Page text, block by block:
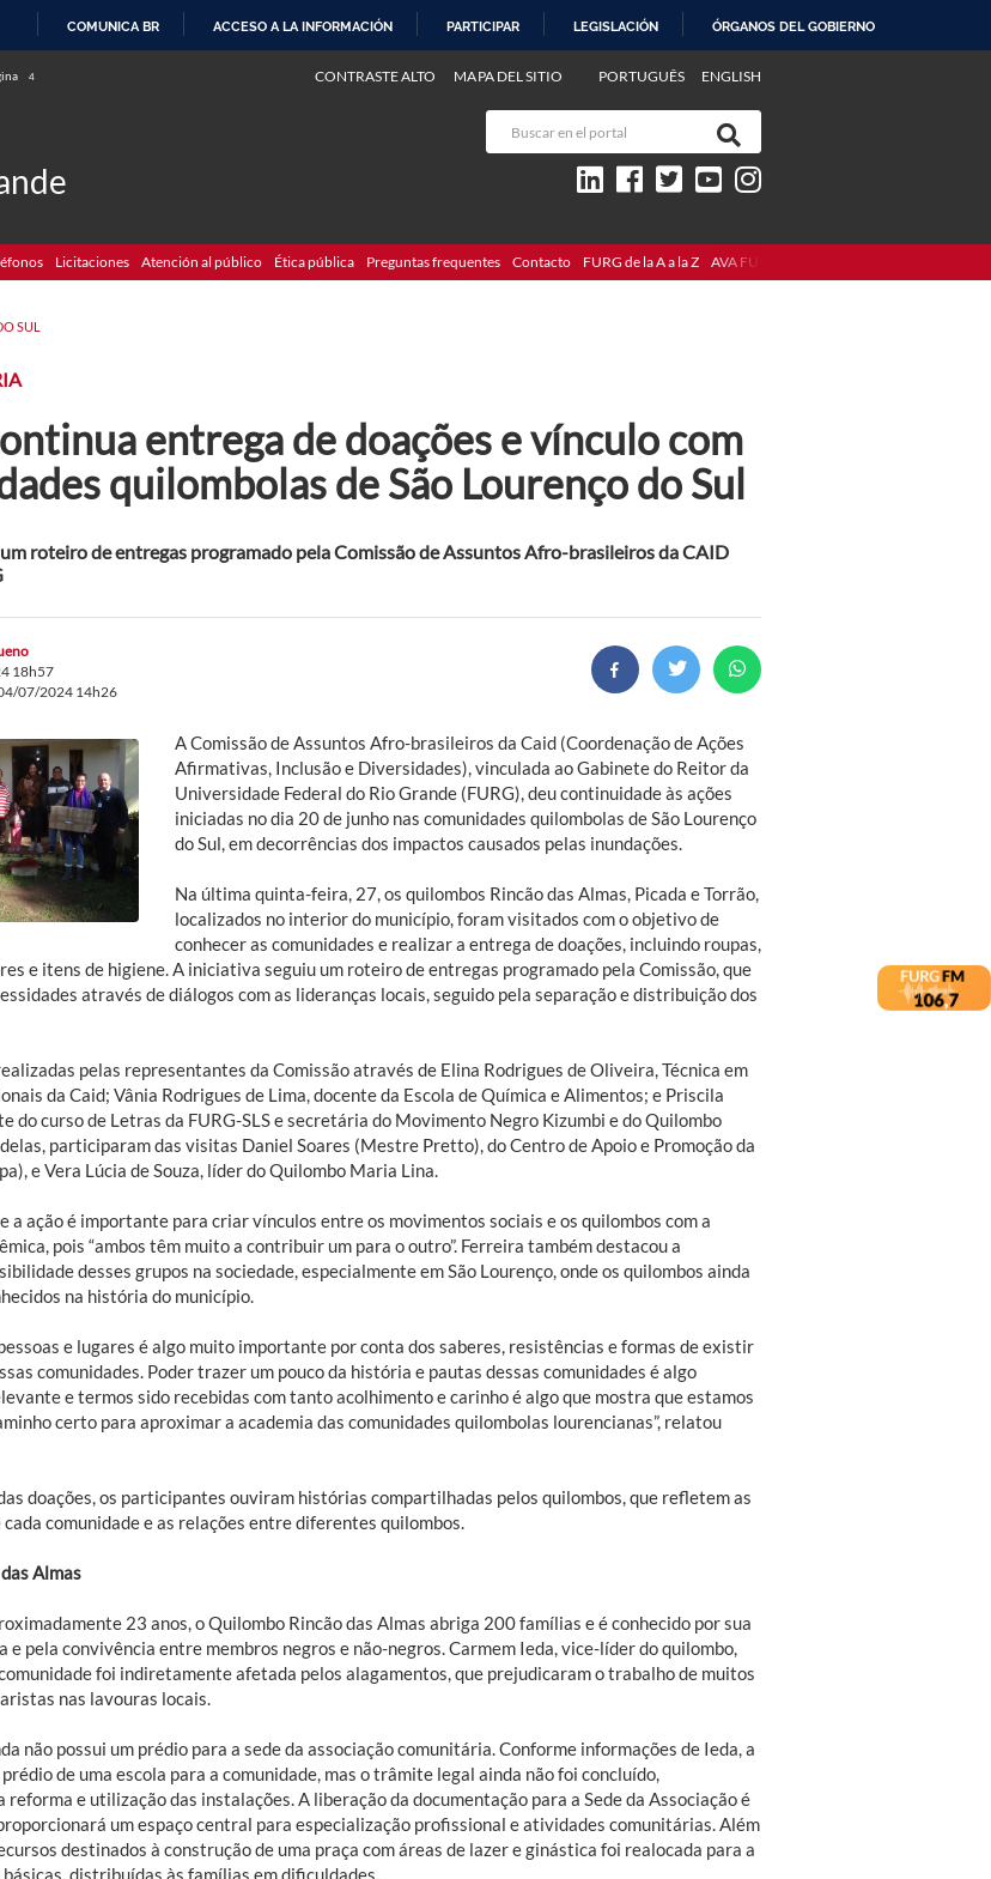
COMUNICA BR ACCESO A LA INFORMACIÓN PARTICIPAR LEGISLACIÓN ÓRGANOS DEL GOBIERNO
4 PORTUGUÊS ENGLISH
CONTRASTE ALTO MAPA DEL SITIO
Licitaciones Atención al público Ética pública Preguntas frequentes Contacto FURG de la A a la Z AVA FURG
SUL
entrega de doações e vínculo com
quilombolas de São Lourenço do Sul
roteiro de entregas programado pela Comissão de Assuntos Afro-brasileiros da CAID
18h57
07/2024 14h26
A Comissão de Assuntos Afro-brasileiros da Caid (Coordenação de Ações
Afirmativas, Inclusão e Diversidades), vinculada ao Gabinete do Reitor da
Universidade Federal do Rio Grande (FURG), deu continuidade às ações
iniciadas no dia 20 de junho nas comunidades quilombolas de São Lourenço
do Sul, em decorrências dos impactos causados pelas inundações.
Na última quinta-feira, 27, os quilombos Rincão das Almas, Picada e Torrão,
localizados no interior do município, foram visitados com o objetivo de
conhecer as comunidades e realizar a entrega de doações, incluindo roupas,
e itens de higiene. A iniciativa seguiu um roteiro de entregas programado pela Comissão, que
através de diálogos com as lideranças locais, seguido pela separação e distribuição dos
pelas representantes da Comissão através de Elina Rodrigues de Oliveira, Técnica em
da Caid; Vânia Rodrigues de Lima, docente da Escola de Química e Alimentos; e Priscila
do curso de Letras da FURG-SLS e secretária do Movimento Negro Kizumbi e do Quilombo
participaram das visitas Daniel Soares (Mestre Pretto), do Centro de Apoio e Promoção da
e Vera Lúcia de Souza, líder do Quilombo Maria Lina.
a ação é importante para criar vínculos entre os movimentos sociais e os quilombos com a
pois “ambos têm muito a contribuir um para o outro”. Ferreira também destacou a
desses grupos na sociedade, especialmente em São Lourenço, onde os quilombos ainda
na história do município.
e lugares é algo muito importante por conta dos saberes, resistências e formas de existir
comunidades. Poder trazer um pouco da história e pautas dessas comunidades é algo
e termos sido recebidas com tanto acolhimento e carinho é algo que mostra que estamos
certo para aproximar a academia das comunidades quilombolas lourencianas”, relatou
doações, os participantes ouviram histórias compartilhadas pelos quilombos, que refletem as
comunidade e as relações entre diferentes quilombos.
Almas
23 anos, o Quilombo Rincão das Almas abriga 200 famílias e é conhecido por sua
e pela convivência entre membros negros e não-negros. Carmem Ieda, vice-líder do quilombo,
foi indiretamente afetada pelos alagamentos, que prejudicaram o trabalho de muitos
nas lavouras locais.
não possui um prédio para a sede da associação comunitária. Conforme informações de Ieda, a
de uma escola para a comunidade, mas o trâmite legal ainda não foi concluído,
reforma e utilização das instalações. A liberação da documentação para a Sede da Associação é
um espaço central para especialização profissional e atividades comunitárias. Além
destinados à construção de uma praça com áreas de lazer e ginástica foi realocada para a
distribuídas às famílias em dificuldades.